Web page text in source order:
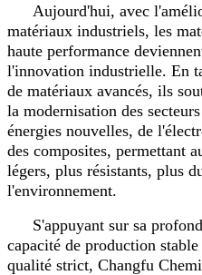
Aujourd'hui, avec
matériaux industriels, les
haute performance
l'innovation industrielle. En
de matériaux avancés, ils
la modernisation des
énergies nouvelles, de
des composites, permettant
légers, plus résistants, plus
l'environnement.
S'appuyant sur sa
capacité de production
qualité strict, Changfu